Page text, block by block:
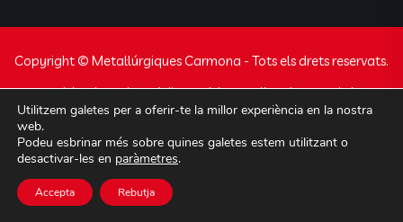
Copyright © Metal·lúrgiques Carmona - Tots els drets reservats.
Avís legal Declaració d’accessibilitat
Política de privacidad
Política de cookies
Web desenvolupada perJavajanexperts en
disseny i programació de webs, apps i botigues
Utilitzem galetes per a oferir-te la millor experiència en la nostra
web.
Podeu esbrinar més sobre quines galetes estem utilitzant o
desactivar-les en paràmetres.
Accepta Rebutja